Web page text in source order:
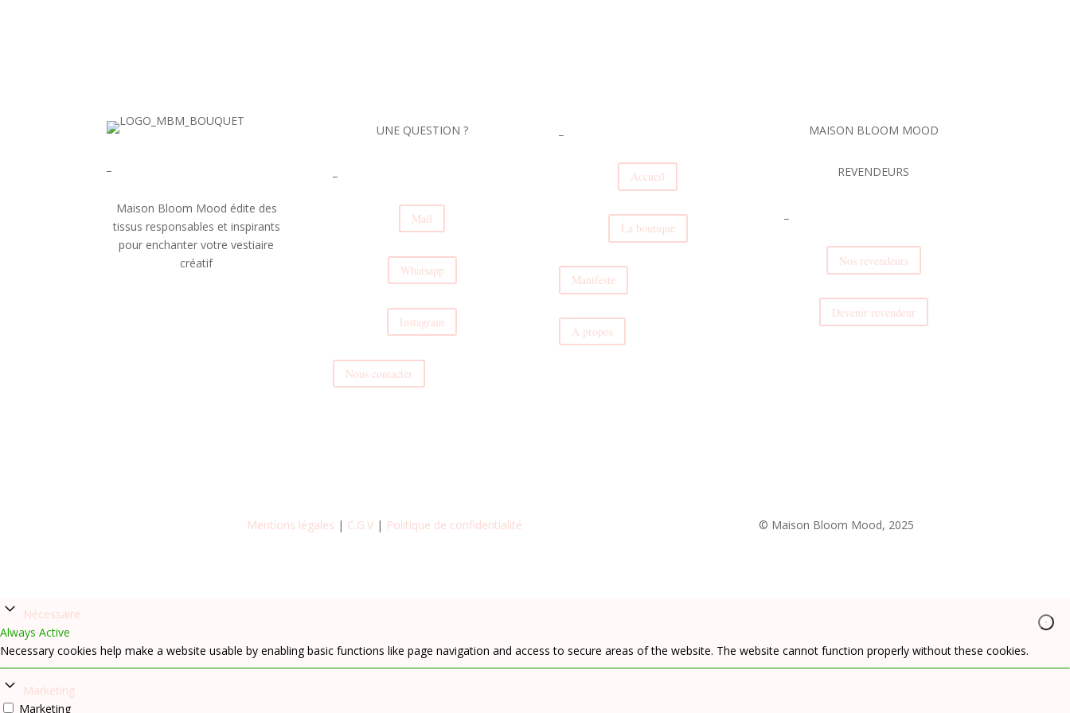
Maison Bloom Mood édite des
tissus responsables et inspirants
pour enchanter votre vestiaire
créatif
UNE QUESTION ?
Mail
Whatsapp
Instagram
Nous contacter
Accueil
La boutique
Manifeste
A propos
MAISON BLOOM MOOD
REVENDEURS
Nos revendeurs
Devenir revendeur
Mentions légales | C.G.V| Politique de confidentialité © Maison Bloom Mood, 2025
Nécessaire
Always Active
Necessary cookies help make a website usable by enabling basic functions like page navigation and access to secure areas of the website. The website cannot function properly without these cookies.
Marketing
Marketing